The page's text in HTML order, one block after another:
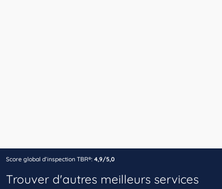
Score global d’inspection TBR®: 4,9/5,0
Trouver d'autres meilleurs services